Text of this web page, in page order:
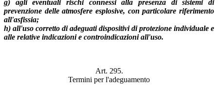
g) agli eventuali rischi connessi alla presenza di sistemi di
prevenzione delle atmosfere esplosive, con particolare riferimento
all'asfissia;
h) all'uso corretto di adeguati dispositivi di protezione individuale e
alle relative indicazioni e controindicazioni all'uso.
Art. 295.
Termini per l'adeguamento